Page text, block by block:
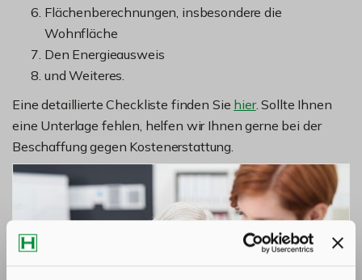
Flächenberechnungen, insbesondere die
Wohnfläche
Den Energieausweis
und Weiteres.
Eine detaillierte Checkliste finden Sie hier. Sollte Ihnen
eine Unterlage fehlen, helfen wir Ihnen gerne bei der
Beschaffung gegen Kostenerstattung.